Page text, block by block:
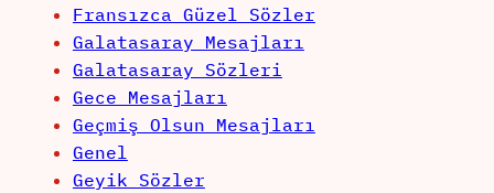
Fransızca Güzel Sözler
Galatasaray Mesajları
Galatasaray Sözleri
Gece Mesajları
Geçmiş Olsun Mesajları
Genel
Geyik Sözler